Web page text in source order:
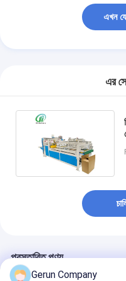
এখন
এর
প্রস্তাবিত পণ্য
Gerun Company